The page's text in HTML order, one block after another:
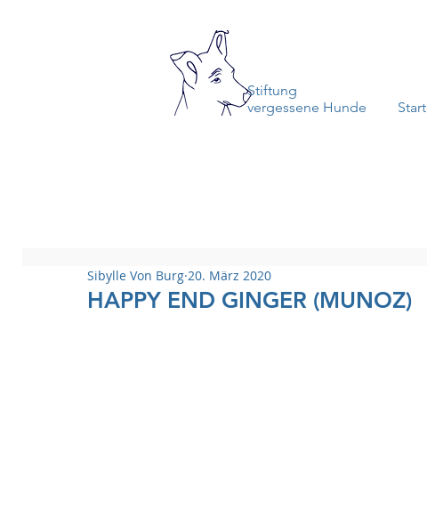
Stiftung
vergessene Hunde
Start
HAPPY END GINGER (MUNOZ)
Sibylle Von Burg 20. März 2020